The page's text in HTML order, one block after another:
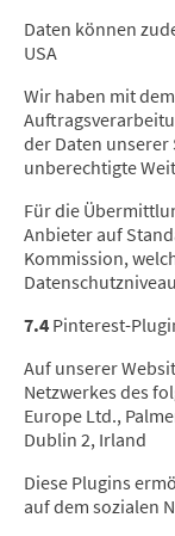
Daten können
USA
Wir haben mit
der Daten
unberechtigte
Für die
Anbieter auf
Kommission,
7.4 Pinterest-
Auf unserer
Netzwerkes des
Europe Ltd.,
Dublin 2, Irland
Diese Plugins
auf dem sozialen